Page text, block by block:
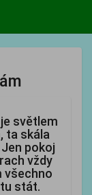
světlem
ta skála
pokoj
vždy
všechno
stát.